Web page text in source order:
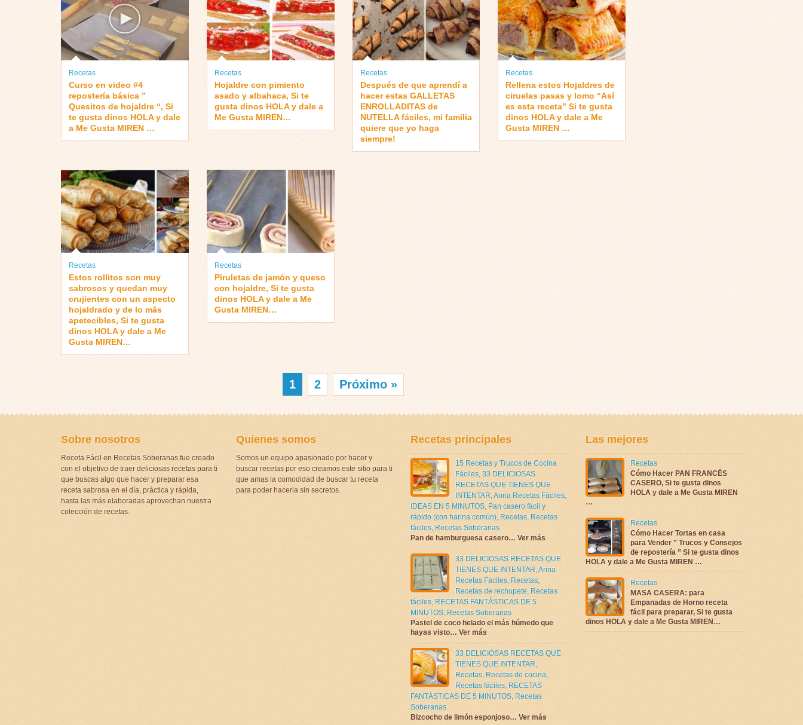
Recetas
Curso en video #4
repostería básica ”
Quesitos de hojaldre “, Si
te gusta dinos HOLA y dale
a Me Gusta MIREN …
Recetas
Hojaldre con pimiento
asado y albahaca, Si te
gusta dinos HOLA y dale a
Me Gusta MIREN…
Recetas
Después de que aprendí a
hacer estas GALLETAS
ENROLLADITAS de
NUTELLA fáciles, mi familia
quiere que yo haga
siempre!
Recetas
Rellena estos Hojaldres de
ciruelas pasas y lomo “Así
es esta receta” Si te gusta
dinos HOLA y dale a Me
Gusta MIREN …
Recetas
Estos rollitos son muy
sabrosos y quedan muy
crujientes con un aspecto
hojaldrado y de lo más
apetecibles, Si te gusta
dinos HOLA y dale a Me
Gusta MIREN…
Recetas
Piruletas de jamón y queso
con hojaldre, Si te gusta
dinos HOLA y dale a Me
Gusta MIREN…
1 2 Próximo »
Sobre nosotros
Receta Fácil en Recetas Soberanas fue creado
con el objetivo de traer deliciosas recetas para ti
que buscas algo que hacer y preparar esa
receta sabrosa en el día, práctica y rápida,
hasta las más elaboradas aprovechan nuestra
colección de recetas.
Quienes somos
Somos un equipo apasionado por hacer y
buscar recetas por eso creamos este sitio para ti
que amas la comodidad de buscar tu receta
para poder hacerla sin secretos.
Recetas principales
15 Recetas y Trucos de Cocina
Fáciles, 33 DELICIOSAS
RECETAS QUE TIENES QUE
INTENTAR,Anna Recetas Fáciles,
IDEAS EN 5 MINUTOS, Pan casero fácil y
rápido (con harina común), Recetas, Recetas
fáciles, Recetas Soberanas
Pan de hamburguesa casero… Ver más
33 DELICIOSAS RECETAS QUE
TIENES QUE INTENTAR,Anna
Recetas Fáciles, Recetas,
Recetas de rechupete, Recetas
fáciles, RECETAS FANTÁSTICAS DE 5
MINUTOS, Recetas Soberanas
Pastel de coco helado el más húmedo que
hayas visto… Ver más
33 DELICIOSAS RECETAS QUE
TIENES QUE INTENTAR,
Recetas, Recetas de cocina,
Recetas fáciles, RECETAS
FANTÁSTICAS DE 5 MINUTOS, Recetas
Soberanas
Bizcocho de limón esponjoso… Ver más
Las mejores
Recetas
Cómo Hacer PAN FRANCÉS
CASERO, Si te gusta dinos
HOLA y dale a Me Gusta MIREN
…
Recetas
Cómo Hacer Tortas en casa
para Vender ” Trucos y Consejos
de repostería ” Si te gusta dinos
HOLA y dale a Me Gusta MIREN …
Recetas
MASA CASERA: para
Empanadas de Horno receta
fácil para preparar, Si te gusta
dinos HOLA y dale a Me Gusta MIREN…